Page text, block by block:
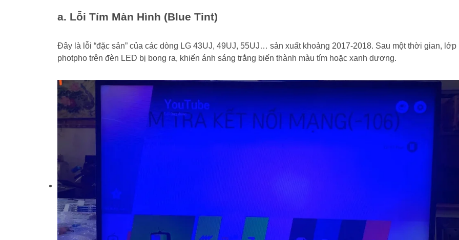
a. Lỗi Tím Màn Hình (Blue Tint)
Đây là lỗi “đặc sản” của các dòng LG 43UJ, 49UJ, 55UJ… sản xuất khoảng 2017-2018. Sau một thời gian, lớp
photpho trên đèn LED bị bong ra, khiến ánh sáng trắng biến thành màu tím hoặc xanh dương.